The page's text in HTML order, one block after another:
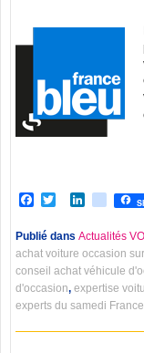
Facebook
TwitterLinkedIn
Publié dans Actualités VO
achat voiture occasion
conseil achat véhicule
d'occasion, expertise
experts du samedi